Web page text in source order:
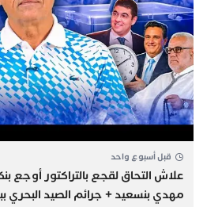
قبل أسبوع واحد
علاش التحاق لقجع بالتراكتور أوجع
مهدي بنسعيد + جرائم الصيد البحري